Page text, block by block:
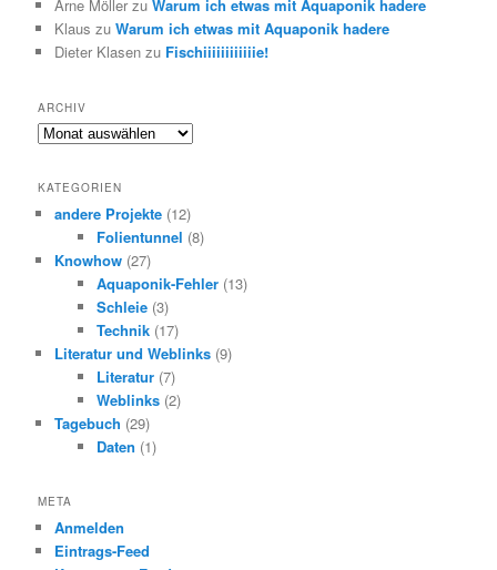
Arne Möller zuWarum ich etwas mit Aquaponik hadere
Klaus zuWarum ich etwas mit Aquaponik hadere
Dieter Klasen zu Fischiiiiiiiiiiiie!
ARCHIV
Archiv
KATEGORIEN
andere Projekte (12)
Folientunnel (8)
Knowhow (27)
Aquaponik-Fehler(13)
Schleie(3)
Technik(17)
Literatur und Weblinks (9)
Literatur(7)
Weblinks(2)
Tagebuch (29)
Daten (1)
META
Anmelden
Eintrags-Feed